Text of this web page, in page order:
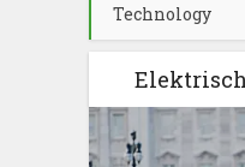
Technology